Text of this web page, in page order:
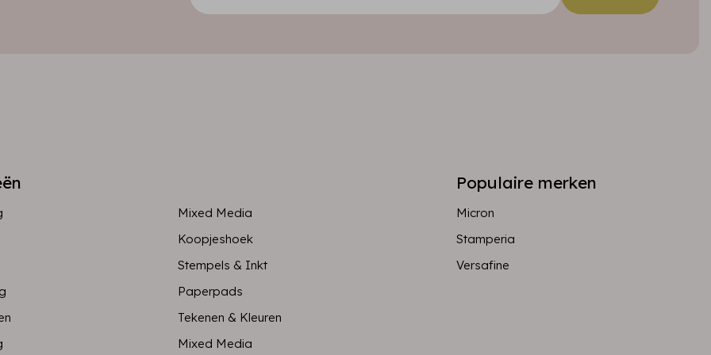
Mixed Media
Koopjeshoek
Stempels & Inkt
Paperpads
Tekenen & Kleuren
Mixed Media
Populaire merken
Micron
Stamperia
Versafine